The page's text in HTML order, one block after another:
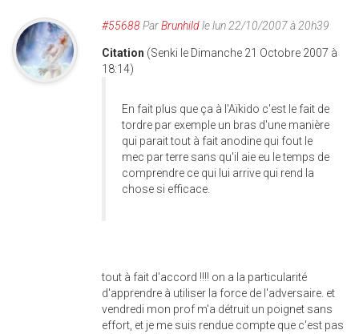
#55688ParBrunhildle lun 22/10/2007 à 20h39
Citation (Senki le Dimanche 21 Octobre 2007 à
18:14)
En fait plus que ça à l'Aïkido c'est le fait de
tordre par exemple un bras d'une manière
qui parait tout à fait anodine qui fout le
mec par terre sans qu'il aie eu le temps de
comprendre ce qui lui arrive qui rend la
chose si efficace.
tout à fait d'accord !!!! on a la particularité
d'apprendre à utiliser la force de l'adversaire. et
vendredi mon prof m'a détruit un poignet sans
effort, et je me suis rendue compte que c'est pas